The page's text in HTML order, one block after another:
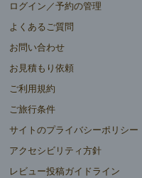
ログイン／予約の管理
よくあるご質問
お問い合わせ
お見積もり依頼
ご利用規約
ご旅行条件
サイトのプライバシーポリシー
アクセシビリティ方針
レビュー投稿ガイドライン